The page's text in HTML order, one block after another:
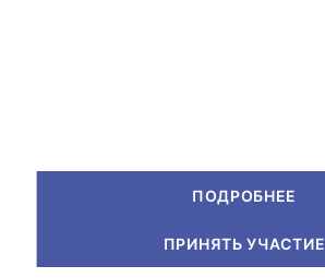
ПОДРОБНЕЕ
ПРИНЯТЬ УЧАСТИЕ